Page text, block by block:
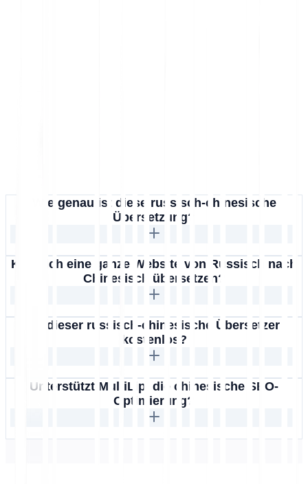
Wie genau ist diese russisch-chinesische
Übersetzung?
Kann ich eine ganze Website von Russisch nach
Chinesisch übersetzen?
Ist dieser russisch-chinesische Übersetzer
kostenlos?
Unterstützt MultiLipi die chinesische SEO-
Optimierung?